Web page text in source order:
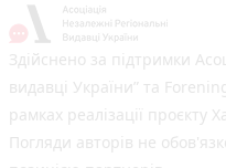
Здійснено за підтримки
видавці України” та
рамках реалізації проєкту
Погляди авторів не